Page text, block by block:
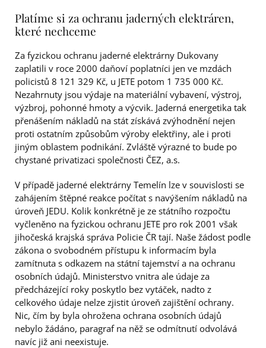
Platíme si za ochranu jaderných elektráren,
které nechceme
Za fyzickou ochranu jaderné elektrárny Dukovany
zaplatili v roce 2000 daňoví poplatníci jen ve mzdách
policistů 8 121 329 Kč, u JETE potom 1 735 000 Kč.
Nezahrnuty jsou výdaje na materiální vybavení, výstroj,
výzbroj, pohonné hmoty a výcvik. Jaderná energetika tak
přenášením nákladů na stát získává zvýhodnění nejen
proti ostatním způsobům výroby elektřiny, ale i proti
jiným oblastem podnikání. Zvláště výrazné to bude po
chystané privatizaci společnosti ČEZ, a.s.
V případě jaderné elektrárny Temelín lze v souvislosti se
zahájením štěpné reakce počítat s navýšením nákladů na
úroveň JEDU. Kolik konkrétně je ze státního rozpočtu
vyčleněno na fyzickou ochranu JETE pro rok 2001 však
jihočeská krajská správa Policie ČR tají. Naše žádost podle
zákona o svobodném přístupu k informacím byla
zamítnuta s odkazem na státní tajemství a na ochranu
osobních údajů. Ministerstvo vnitra ale údaje za
předcházející roky poskytlo bez vytáček, nadto z
celkového údaje nelze zjistit úroveň zajištění ochrany.
Nic, čím by byla ohrožena ochrana osobních údajů
nebylo žádáno, paragraf na něž se odmítnutí odvolává
navíc již ani neexistuje.